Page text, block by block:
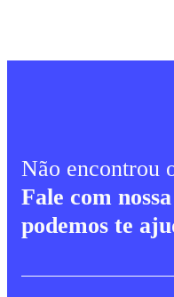
Não encontrou
Fale com
podemos te